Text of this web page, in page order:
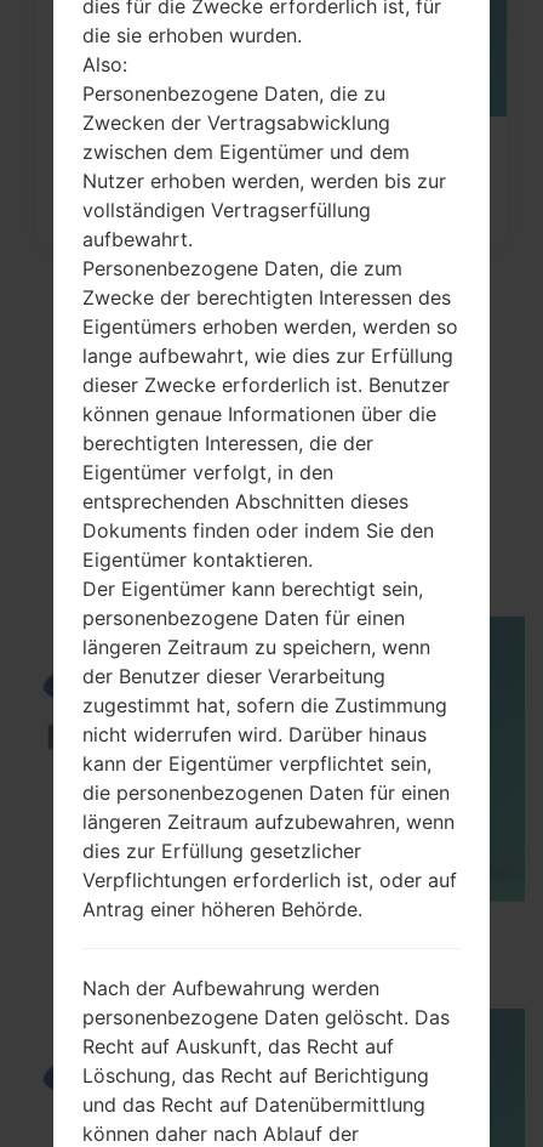
Wie kann man die
Werkseinstellungen durch Menü
auf...
VideoSamsung SC-
05GGalaxy S6
How to Enable Developer Options & USB
dies für die Zwecke erforderlich ist, für
die sie erhoben wurden.
Also:
Personenbezogene Daten, die zu
Zwecken der Vertragsabwicklung
zwischen dem Eigentümer und dem
Nutzer erhoben werden, werden bis zur
vollständigen Vertragserfüllung
aufbewahrt.
Personenbezogene Daten, die zum
Zwecke der berechtigten Interessen des
Eigentümers erhoben werden, werden so
lange aufbewahrt, wie dies zur Erfüllung
dieser Zwecke erforderlich ist. Benutzer
können genaue Informationen über die
berechtigten Interessen, die der
Eigentümer verfolgt, in den
entsprechenden Abschnitten dieses
Dokuments finden oder indem Sie den
Eigentümer kontaktieren.
Der Eigentümer kann berechtigt sein,
personenbezogene Daten für einen
längeren Zeitraum zu speichern, wenn
der Benutzer dieser Verarbeitung
zugestimmt hat, sofern die Zustimmung
nicht widerrufen wird. Darüber hinaus
kann der Eigentümer verpflichtet sein,
die personenbezogenen Daten für einen
längeren Zeitraum aufzubewahren, wenn
dies zur Erfüllung gesetzlicher
Verpflichtungen erforderlich ist, oder auf
Antrag einer höheren Behörde.
Nach der Aufbewahrung werden
personenbezogene Daten gelöscht. Das
Recht auf Auskunft, das Recht auf
Löschung, das Recht auf Berichtigung
und das Recht auf Datenübermittlung
können daher nach Ablauf der